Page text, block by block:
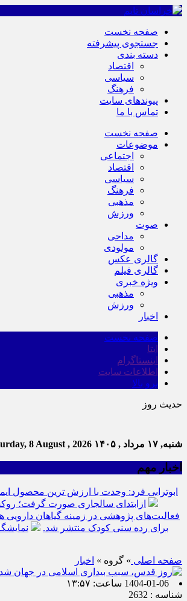
صفحه نخست
جستجوی پیشرفته
دسته بندی
اقتصاد
سیاسی
فرهنگ
پیوندهای سایت
تماس با ما
صفحه نخست
موضوعات
اجتماعی
اقتصاد
سیاسی
فرهنگ
مذهبی
ورزش
صوت
مداحی
مولودی
گالری عکس
گالری فیلم
ویژه خبری
مذهبی
ورزش
اخبار
صفحه نخست
ایتا
اینستاگرام
اطلاعات سایت
برو بالا
حدیث روز
شنبه, ۱۷ مرداد , ۱۴۰۵ 8 August , 2026
اخبار مهم
ابوترابی فرد: وحدت با ارزش ترین محصول
ازابتدای سالجاری صورت گرفت؛ روکش ۴۴۷ کیلومتر از محورهای خراسان
فعالیت‌های پژوهشی در زمینه گیاهان دارویی
برای رده سنی کودک منتشر شد.
صفحه اصلی » گروه » اخبار
1404-01-06 ساعت: ۱۳:۵۷
شناسه : 2632